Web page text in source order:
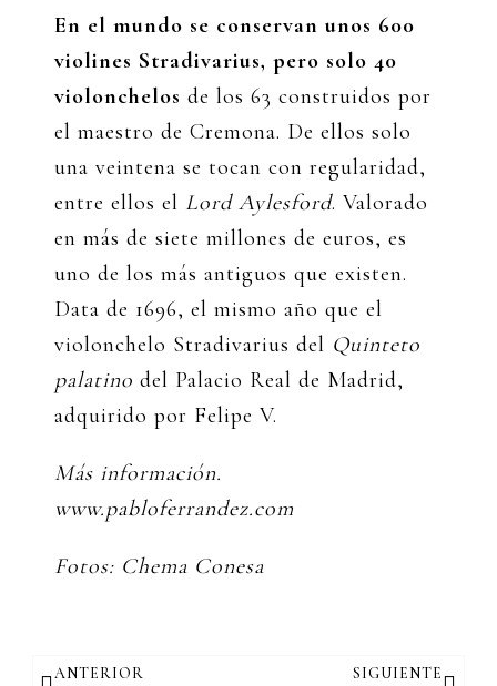
En el mundo se conservan unos 600
violines Stradivarius, pero solo 40
violonchelos de los 63 construidos por
el maestro de Cremona. De ellos solo
una veintena se tocan con regularidad,
entre ellos el Lord Aylesford. Valorado
en más de siete millones de euros, es
uno de los más antiguos que existen.
Data de 1696, el mismo año que el
violonchelo Stradivarius del Quinteto
palatino del Palacio Real de Madrid,
adquirido por Felipe V.
Más información.
www.pabloferrandez.com
Fotos: Chema Conesa
Ant
ANTERIOR SIGUIENTE